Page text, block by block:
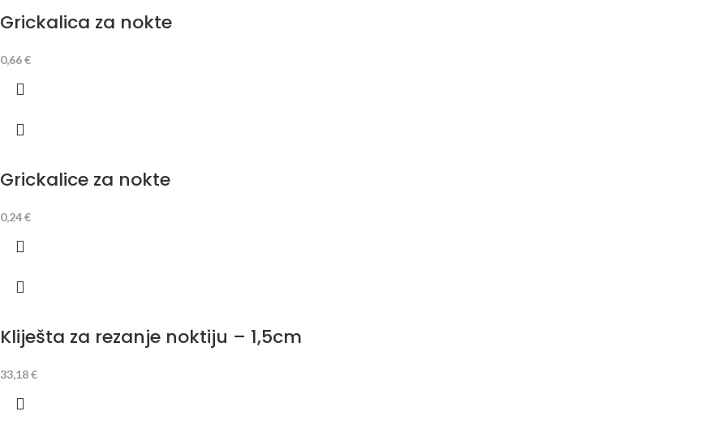
Grickalica za nokte
0,66€
Grickalice za nokte
0,24€
Kliješta za rezanje noktiju – 1,5cm
33,18€